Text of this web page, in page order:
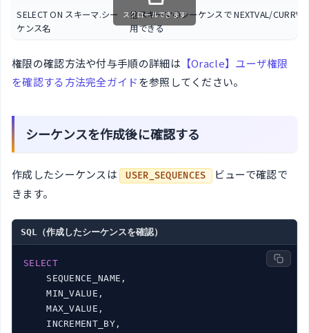
SELECT ON スキーマ.シー
ケンス名
他スキーマのシーケンスで NEXTVAL/
用できる
スクロールできます
権限の確認方法や付与手順の詳細は 【Oracle】ユーザ権限
を確認する方法完全ガイドを参照してください。
シーケンスを作成後に確認する
作成したシーケンスは USER_SEQUENCES ビューで確認で
きます。
SQL（作成したシーケンスを確認）
SELECT
    SEQUENCE_NAME,
    MIN_VALUE,
    MAX_VALUE,
    INCREMENT_BY,